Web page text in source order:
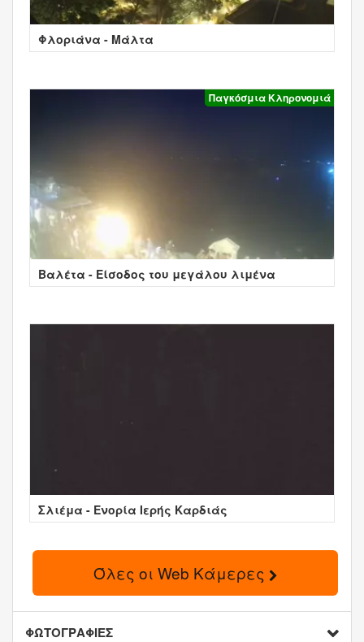
Φλοριάνα - Μάλτα
Παγκόσμια Κληρονομιά
Βαλέτα - Είσοδος του μεγάλου λιμένα
Σλιέμα - Ενορία Ιερής Καρδιάς
Όλες οι Web Κάμερες
ΦΩΤΟΓΡΑΦΙΕΣ